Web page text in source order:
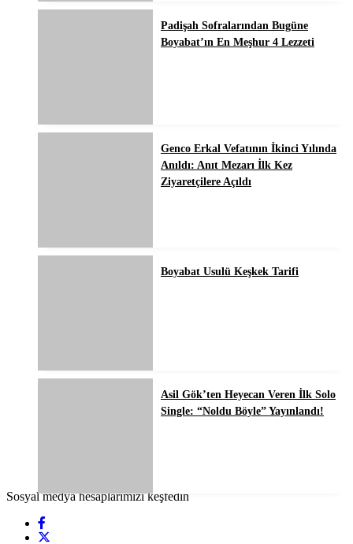
Padişah Sofralarından Bugüne
Boyabat’ın En Meşhur 4 Lezzeti
Genco Erkal Vefatının İkinci Yılında
Anıldı: Anıt Mezarı İlk Kez
Ziyaretçilere Açıldı
Boyabat Usulü Keşkek Tarifi
Asil Gök’ten Heyecan Veren İlk Solo
Single: “Noldu Böyle” Yayınlandı!
Sosyal medya hesaplarımızı keşfedin